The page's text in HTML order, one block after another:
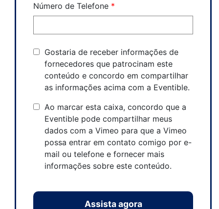
Número de Telefone *
Gostaria de receber informações de
fornecedores que patrocinam este
conteúdo e concordo em compartilhar
as informações acima com a Eventible.
Ao marcar esta caixa, concordo que a
Eventible pode compartilhar meus
dados com a Vimeo para que a Vimeo
possa entrar em contato comigo por e-
mail ou telefone e fornecer mais
informações sobre este conteúdo.